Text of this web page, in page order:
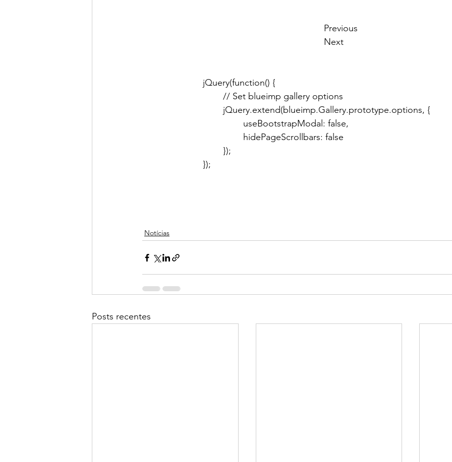
			jQuery(function() {
				// Set blueimp gallery options
				jQuery.extend(blueimp.Gallery.prototype.options, {
					useBootstrapModal: false,
					hidePageScrollbars: false
				});
			});
Notícias
Posts recentes